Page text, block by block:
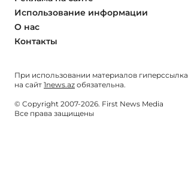
Использование информации
О нас
Контакты
При использовании материалов гиперссылка
на сайт 1news.az обязательна.
© Copyright 2007-2026. First News Media
Все права защищены